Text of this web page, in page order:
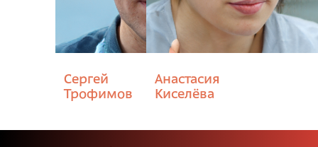
Сергей
Трофимов
Анастасия
Киселёва